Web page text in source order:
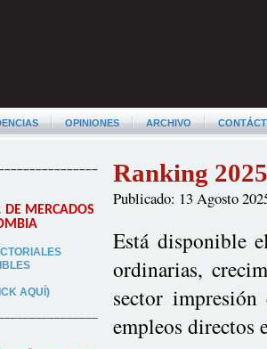
OPINIONES ARCHIVO
DE MERCADOS
AQUÍ)
Ranking
Publicado: 13 Agosto
Está disponible
ordinarias,
sector
empleos directos